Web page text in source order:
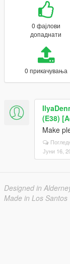
0 фајлови
допаднати
0 прикачувања
(E38)
Make
Јуни 16,
Designed in
Made in Los Santos